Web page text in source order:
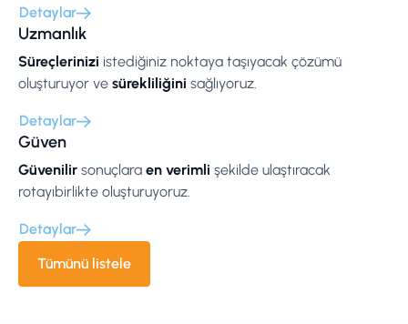
Detaylar
Uzmanlık
Süreçlerinizi istediğiniz noktaya taşıyacak çözümü
oluşturuyor ve sürekliliğini sağlıyoruz.
Detaylar
Güven
Güvenilir sonuçlara en verimli şekilde ulaştıracak
rotayıbirlikte oluşturuyoruz.
Detaylar
Tümünü listele